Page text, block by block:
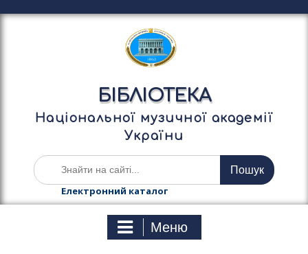
е
у
БІБЛІОТЕКА
Національної музичної академії
України
Ш
у
а
Електронний каталог
Меню